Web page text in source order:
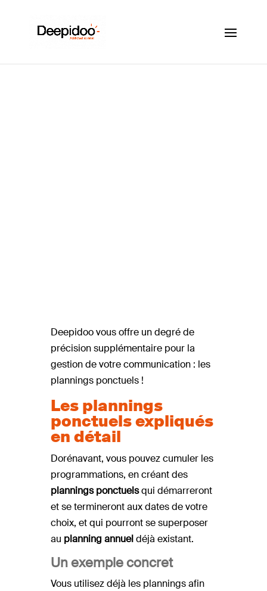
Deepidoo vous offre un degré de
précision supplémentaire pour la
gestion de votre communication : les
plannings ponctuels !
Les plannings
ponctuels expliqués
en détail
Dorénavant, vous pouvez cumuler les
programmations, en créant des
plannings ponctuelsqui démarreront
et se termineront aux dates de votre
choix, et qui pourront se superposer
au planning annueldéjà existant.
Un exemple concret
Vous utilisez déjà les plannings afin